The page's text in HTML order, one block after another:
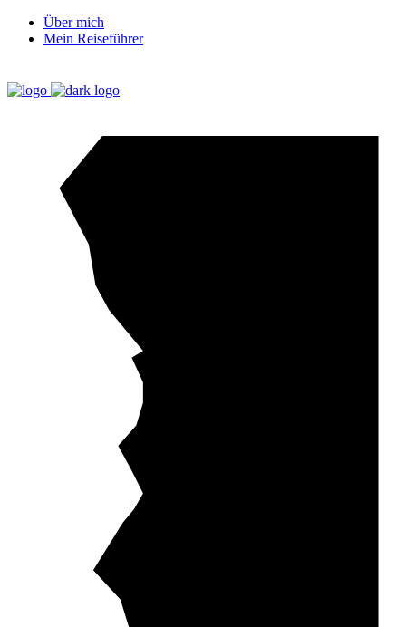
Über mich
Mein Reiseführer